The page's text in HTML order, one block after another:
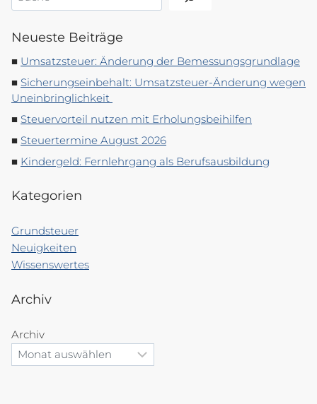
Neueste Beiträge
Umsatzsteuer: Änderung der Bemessungsgrundlage
Sicherungseinbehalt: Umsatzsteuer-Änderung wegen
Uneinbringlichkeit
Steuervorteil nutzen mit Erholungsbeihilfen
Steuertermine August 2026
Kindergeld: Fernlehrgang als Berufsausbildung
Kategorien
Grundsteuer
Neuigkeiten
Wissenswertes
Archiv
Archiv